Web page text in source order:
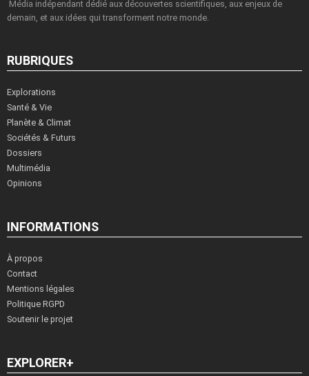
Média indépendant dédié aux découvertes scientifiques, aux enjeux de
demain, et aux idées qui transforment notre monde.
RUBRIQUES
Explorations
Santé & Vie
Planète & Climat
Sociétés & Futurs
Dossiers
Multimédia
Opinions
INFORMATIONS
À propos
Contact
Mentions légales
Politique RGPD
Soutenir le projet
EXPLORER+